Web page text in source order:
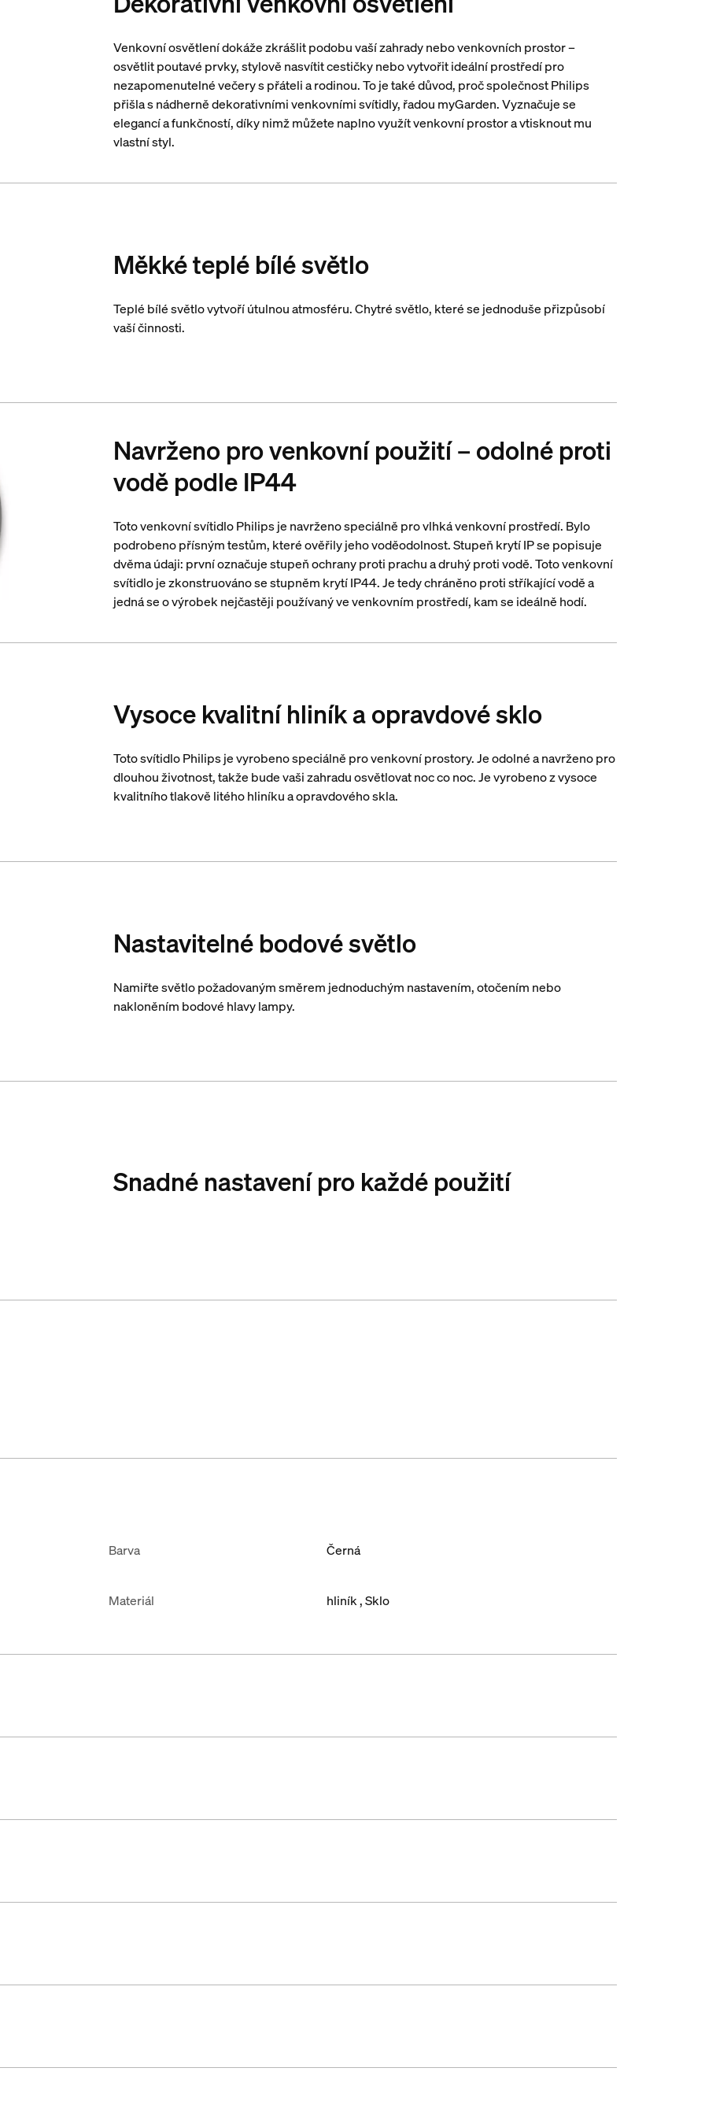
Venkovní osvětlení dokáže zkrášlit podobu vaší zahrady nebo venkovních prostor –
osvětlit poutavé prvky, stylově nasvítit cestičky nebo vytvořit ideální prostředí pro
nezapomenutelné večery s přáteli a rodinou. To je také důvod, proč společnost Philips
přišla s nádherně dekorativními venkovními svítidly, řadou myGarden. Vyznačuje se
elegancí a funkčností, díky nimž můžete naplno využít venkovní prostor a vtisknout mu
vlastní styl.
Měkké teplé bílé světlo
Teplé bílé světlo vytvoří útulnou atmosféru. Chytré světlo, které se jednoduše přizpůsobí
vaší činnosti.
Navrženo pro venkovní použití – odolné proti
vodě podle IP44
Toto venkovní svítidlo Philips je navrženo speciálně pro vlhká venkovní prostředí. Bylo
podrobeno přísným testům, které ověřily jeho voděodolnost. Stupeň krytí IP se popisuje
dvěma údaji: první označuje stupeň ochrany proti prachu a druhý proti vodě. Toto venkovní
svítidlo je zkonstruováno se stupněm krytí IP44. Je tedy chráněno proti stříkající vodě a
jedná se o výrobek nejčastěji používaný ve venkovním prostředí, kam se ideálně hodí.
Vysoce kvalitní hliník a opravdové sklo
Toto svítidlo Philips je vyrobeno speciálně pro venkovní prostory. Je odolné a navrženo pro
dlouhou životnost, takže bude vaši zahradu osvětlovat noc co noc. Je vyrobeno z vysoce
kvalitního tlakově litého hliníku a opravdového skla.
Nastavitelné bodové světlo
Namiřte světlo požadovaným směrem jednoduchým nastavením, otočením nebo
nakloněním bodové hlavy lampy.
Snadné nastavení pro každé použití
Barva Černá
Materiál hliník Sklo